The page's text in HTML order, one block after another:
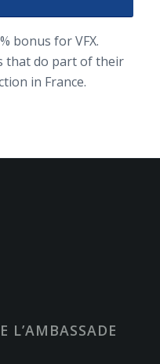
bonus for VFX.
that do part of their
in France.
L’AMBASSADE